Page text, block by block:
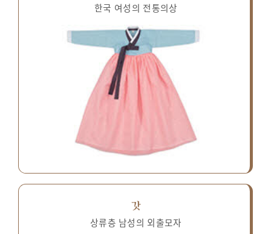
한국 여성의 전통의상
갓
상류층 남성의 외출모자